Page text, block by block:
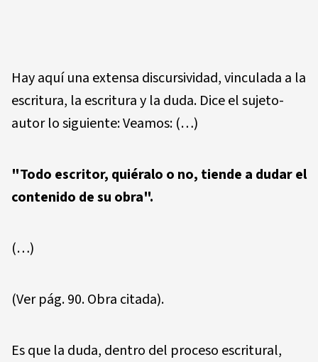
Hay aquí una extensa discursividad, vinculada a la
escritura, la escritura y la duda. Dice el sujeto-
autor lo siguiente: Veamos: (…)
"Todo escritor, quiéralo o no, tiende a dudar el
contenido de su obra".
(…)
(Ver pág. 90. Obra citada).
Es que la duda, dentro del proceso escritural,